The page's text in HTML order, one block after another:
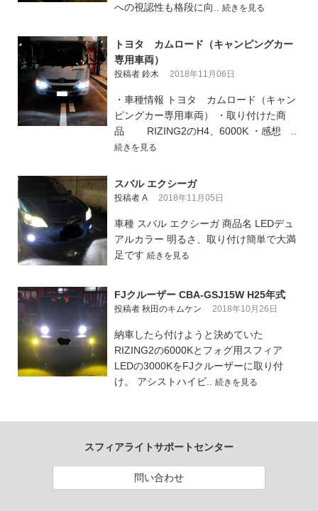
への視認性も格段に向.. 続きを見る
トヨタ カムロード（キャンピングカー
専用車両）
投稿者 鈴木 2018年11月06日
・車種情報 トヨタ カムロード（キャン
ピングカー専用車両） ・取り付けた商
品 RIZING2のH4、6000K ・感想 ..
続きを見る
スバル エクシーガ
投稿者 A 2018年11月05日
車種 スバル エクシーガ 商品名 LEDデュ
アルカラー 明るさ、取り付け簡単で大満
足です 続きを見る
FJクルーザー CBA-GSJ15W H25年式
投稿者 秋田のキムケン 2018年10月26日
納車したら付けようと決めていた
RIZING2の6000Kとフォグ用スフィア
LEDの3000KをFJクルーザーに取り付
け。 アシストハイビ.. 続きを見る
スフィアライトサポートセンター
問い合わせ